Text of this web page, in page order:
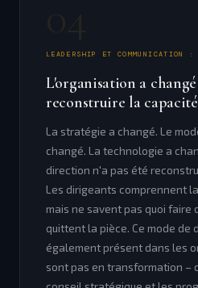
LEADERSHIP ET COMMUNICATION :
L'organisation a
reconstruire la
La stratégie a changé. Le
changé. La technologie a
direction n'a pas été
Les dirigeants comprennent
mais ne savent pas quoi
quittent la pièce. Ce mode de
également présent dans les
sont pas en transformation –